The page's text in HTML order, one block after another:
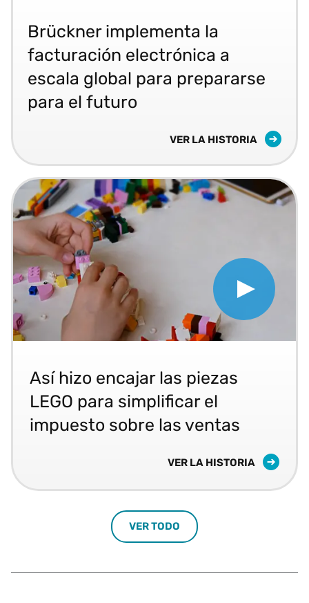
Brückner implementa la
facturación electrónica a
escala global para prepararse
para el futuro
BRÜCKNER IMPLEMENTA
VER LA HISTORIA
Play How LEGO Put the
Así hizo encajar las piezas
LEGO para simplificar el
impuesto sobre las ventas
LEGO ofrece una experiencia de compra online
ASÍ HIZO ENCAJAR LAS
VER LA HISTORIA
VER TODO